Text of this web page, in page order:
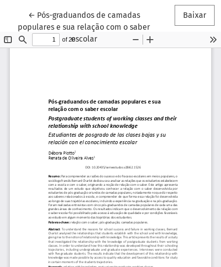
← Voltar aos Detalhes do Artigo
Pós-graduandos de camadas
populares e sua relação com o saber
escolar
Baixar